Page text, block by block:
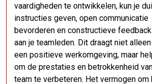
vaardigheden te ontwikkelen, kun je
instructies geven, open communicatie
bevorderen en constructieve
aan je teamleden. Dit draagt niet
een positieve werkomgeving, maar
om de prestaties en betrokkenheid
team te verbeteren. Het vermogen om